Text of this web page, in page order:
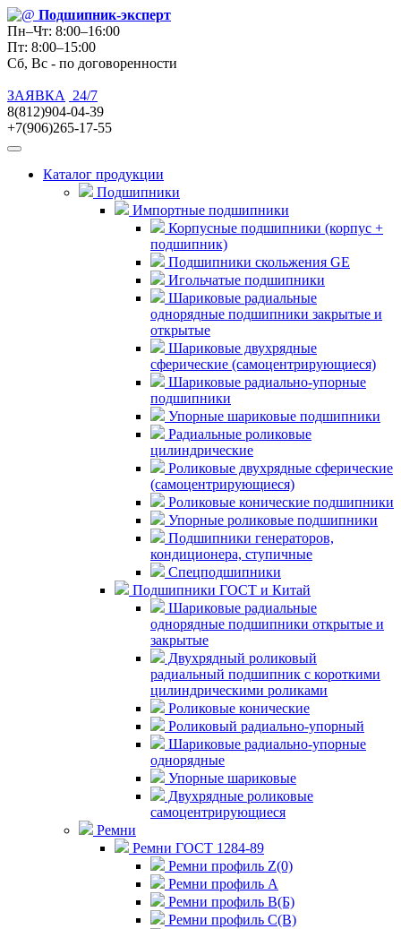
Подшипник-эксперт
Пн–Чт: 8:00–16:00
Пт: 8:00–15:00
Сб, Вс - по договоренности
ЗАЯВКА
24/7
8(812)904-04-39
+7(906)265-17-55
Каталог продукции
Подшипники
Импортные подшипники
Корпусные подшипники (корпус +
подшипник)
Подшипники скольжения GE
Игольчатые подшипники
Шариковые радиальные
однорядные подшипники закрытые и
открытые
Шариковые двухрядные
сферические (самоцентрирующиеся)
Шариковые радиально-упорные
подшипники
Упорные шариковые подшипники
Радиальные роликовые
цилиндрические
Роликовые двухрядные сферические
(самоцентрирующиеся)
Роликовые конические подшипники
Упорные роликовые подшипники
Подшипники генераторов,
кондиционера, ступичные
Спецподшипники
Подшипники ГОСТ и Китай
Шариковые радиальные
однорядные подшипники открытые и
закрытые
Двухрядный роликовый
радиальный подшипник с короткими
цилиндрическими роликами
Роликовые конические
Роликовый радиально-упорный
Шариковые радиально-упорные
однорядные
Упорные шариковые
Двухрядные роликовые
самоцентрирующиеся
Ремни
Ремни ГОСТ 1284-89
Ремни профиль Z(0)
Ремни профиль А
Ремни профиль В(Б)
Ремни профиль С(В)